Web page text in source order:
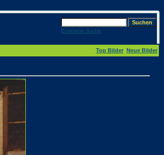
Erweiterte Suche
Top Bilder Neue Bilder